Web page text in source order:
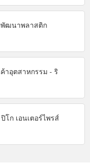
พัฒนาพลาสติก
าอุตสาหกรรม - ริ
ก เอนเตอร์ไพรส์